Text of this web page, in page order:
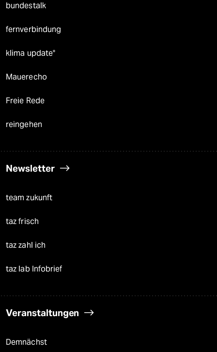
bundestalk
fernverbindung
klima update°
Mauerecho
Freie Rede
reingehen
Newsletter
team zukunft
taz frisch
taz zahl ich
taz lab Infobrief
Veranstaltungen
Demnächst